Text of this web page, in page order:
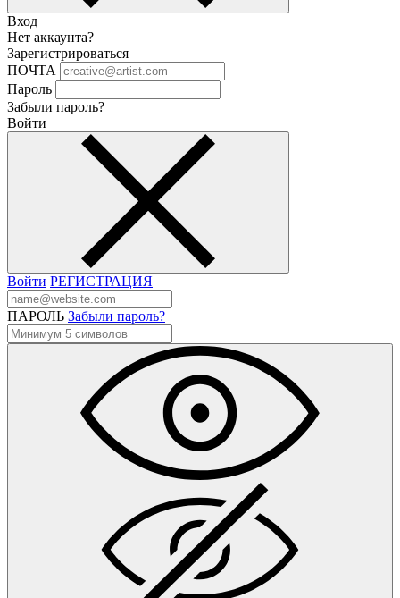
Вход
Нет аккаунта?
Зарегистрироваться
ПОЧТА
Пароль
Забыли пароль?
Войти
Войти РЕГИСТРАЦИЯ
ПАРОЛЬ Забыли пароль?